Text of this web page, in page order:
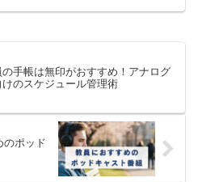
の手帳は無印がおすすめ！アナログ
けのスケジュール管理術
のポッド